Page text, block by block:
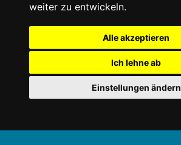
weiter zu entwickeln.
Alle akzeptieren
Ich lehne ab
Einstellungen ändern